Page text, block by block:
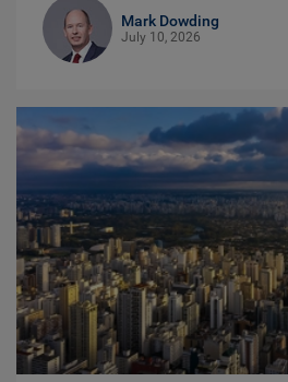
Mark Dowding
July 10, 2026